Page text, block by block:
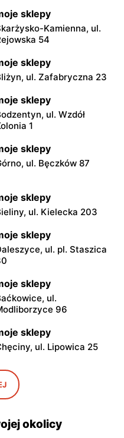
sklepy
Kamienna, ul.
54
sklepy
ul. Zafabryczna 23
sklepy
ul. Wzdół
1
sklepy
ul. Bęczków 87
sklepy
ul. Kielecka 203
sklepy
ul. pl. Staszica
sklepy
ul.
96
sklepy
ul. Lipowica 25
sklepy
ul. Rynek 30
ul. Wydrza 180
okolicy